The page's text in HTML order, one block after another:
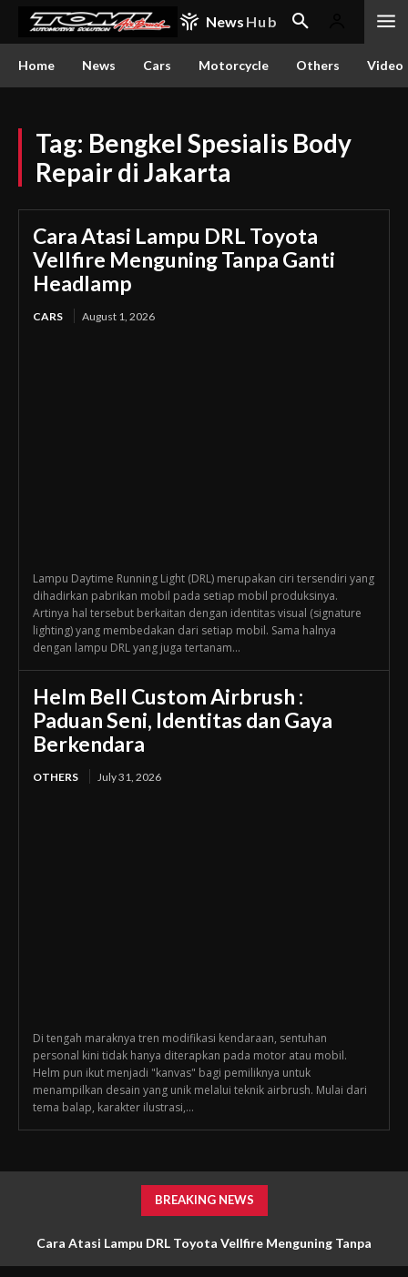
News Hub
Home News Cars Motorcycle Others Video
Tag: Bengkel Spesialis Body
Repair di Jakarta
Cara Atasi Lampu DRL Toyota
Vellfire Menguning Tanpa Ganti
Headlamp
CARS August 1, 2026
Lampu Daytime Running Light (DRL) merupakan ciri tersendiri yang
dihadirkan pabrikan mobil pada setiap mobil produksinya.
Artinya hal tersebut berkaitan dengan identitas visual (signature
lighting) yang membedakan dari setiap mobil. Sama halnya
dengan lampu DRL yang juga tertanam...
Helm Bell Custom Airbrush :
Paduan Seni, Identitas dan Gaya
Berkendara
OTHERS July 31, 2026
Di tengah maraknya tren modifikasi kendaraan, sentuhan
personal kini tidak hanya diterapkan pada motor atau mobil.
Helm pun ikut menjadi "kanvas" bagi pemiliknya untuk
menampilkan desain yang unik melalui teknik airbrush. Mulai dari
tema balap, karakter ilustrasi,...
BREAKING NEWS
Cara Atasi Lampu DRL Toyota Vellfire Menguning Tanpa